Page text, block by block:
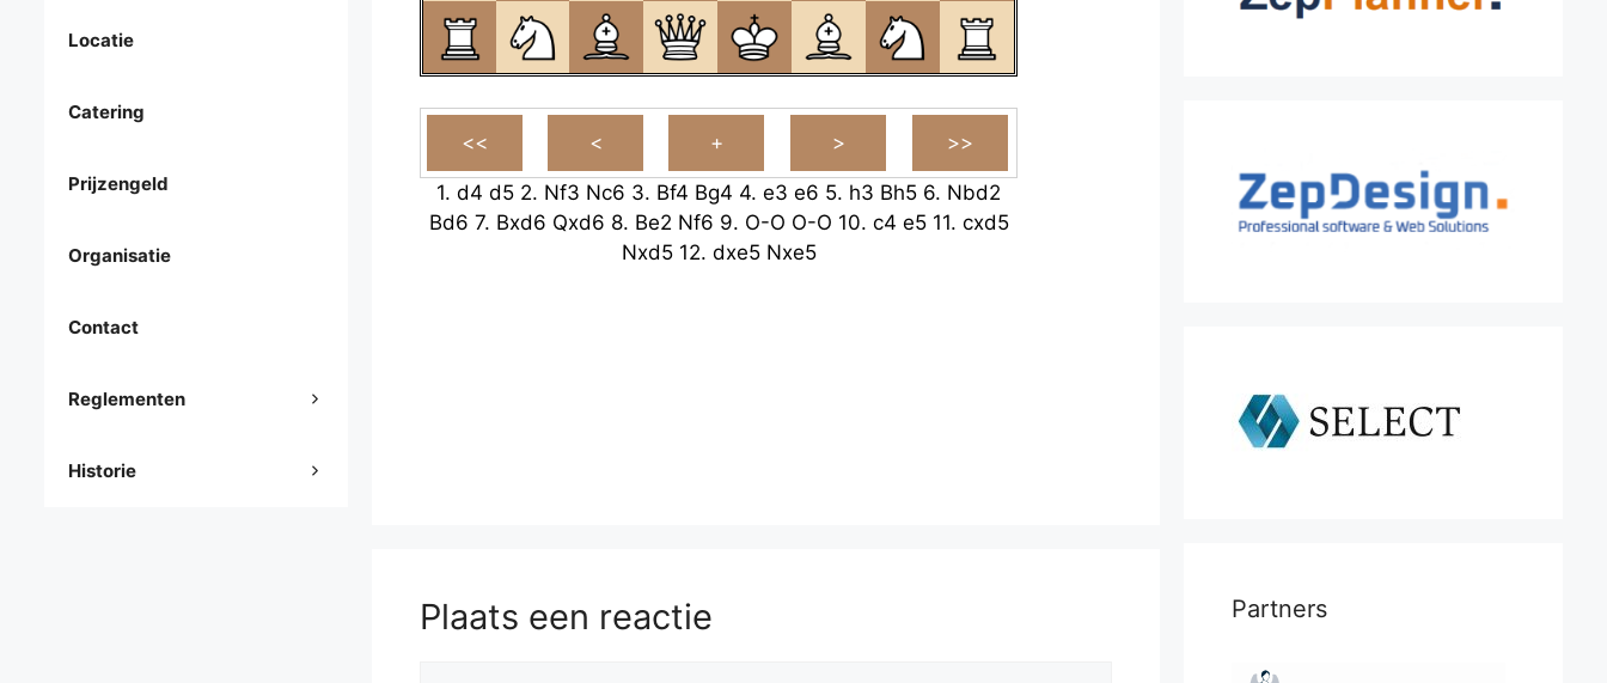
1. d4 d5 2. Nf3 Nc6 3. Bf4 Bg4 4. e3 e6 5. h3 Bh5 6. Nbd2
Bd6 7. Bxd6 Qxd6 8. Be2 Nf6 9. O-O O-O 10. c4 e5 11. cxd5
Nxd5 12. dxe5 Nxe5
Plaats een reactie
Locatie
Catering
Prijzengeld
Organisatie
Contact
Reglementen
Historie
Partners